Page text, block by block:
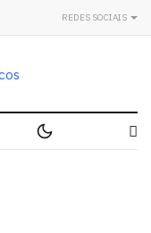
REDES SOCIAIS